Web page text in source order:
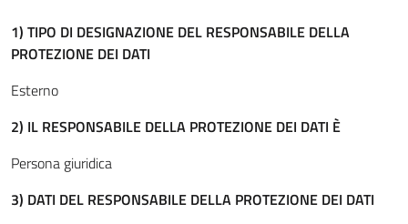
1) TIPO DI DESIGNAZIONE DEL RESPONSABILE DELLA
PROTEZIONE DEI DATI
Esterno
2) IL RESPONSABILE DELLA PROTEZIONE DEI DATI È
Persona giuridica
3) DATI DEL RESPONSABILE DELLA PROTEZIONE DEI DATI